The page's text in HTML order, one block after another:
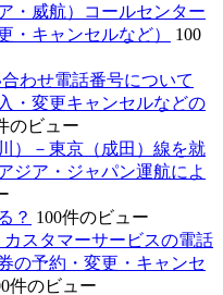
・威航）コールセンター
・キャンセルなど）
100
合わせ電話番号について
・変更キャンセルなどの
のビュー
）－東京（成田）線を就
ジア・ジャパン運航によ
？ 100件のビュー
カスタマーサービスの電話
の予約・変更・キャンセ
件のビュー